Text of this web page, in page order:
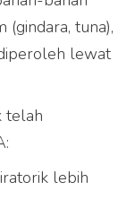
(gindara, tuna),
lewat
telah
lebih